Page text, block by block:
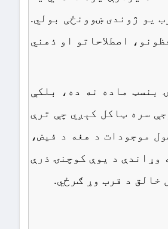
یو ژوندی ښوونځی بولي.
اصطلاحاتو او ذهني
بنسټ ماده نه ده، بلکې
سره ټاکل کېږي چې ترې
موجودات د هغه د فیض،
وړاندې د یوې کوچنۍ ذرې
خالق د قرب وړ ګرځي.